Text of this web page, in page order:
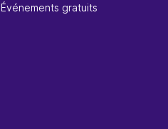
Événements gratuits